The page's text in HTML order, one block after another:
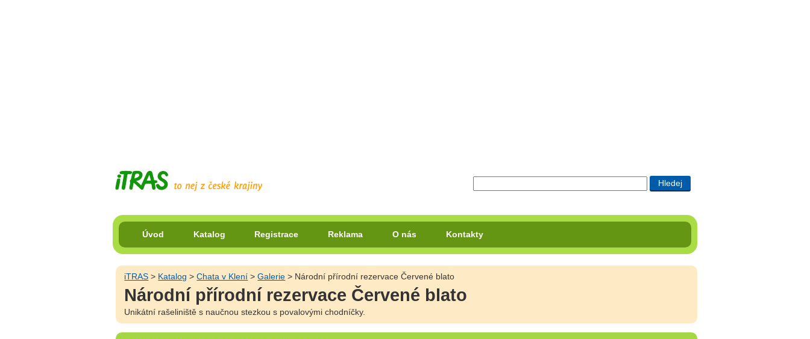
Úvod Katalog Registrace Reklama O nás Kontakty
iTRAS > Katalog >Chata v Klení >Galerie > Národní přírodní rezervace Červené blato
Národní přírodní rezervace Červené blato
Unikátní rašeliniště s naučnou stezkou s povalovými chodníčky.